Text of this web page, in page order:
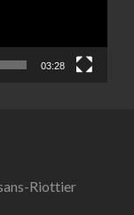
03:28
Riottier